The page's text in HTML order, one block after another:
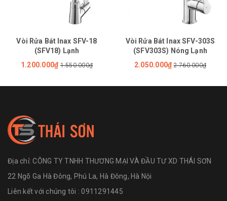
Vòi Rửa Bát Inax SFV-18
(SFV18) Lạnh
1.200.000₫ 1.550.000₫
Vòi Rửa Bát Inax SFV-303S
(SFV303S) Nóng Lạnh
2.050.000₫ 2.760.000₫
Địa chỉ:CÔNG TY TNHH THƯƠNG MẠI VÀ ĐẦU TƯ XD THÁI SƠN
22 Ngõ Ga Hà Đông, Phú La, Hà Đông, Hà Nội
Liên kết với chúng tôi : 0911291445